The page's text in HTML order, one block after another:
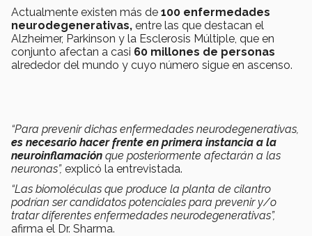
Actualmente existen más de 100 enfermedades
neurodegenerativas, entre las que destacan el
Alzheimer, Parkinson y la Esclerosis Múltiple, que en
conjunto afectan a casi 60 millones de personas
alrededor del mundo y cuyo número sigue en ascenso.
“Para prevenir dichas enfermedades neurodegenerativas,
es necesario hacer frente en primera instancia a la
neuroinflamación que posteriormente afectarán a las
neuronas”, explicó la entrevistada.
“Las biomoléculas que produce la planta de cilantro
podrían ser candidatos potenciales para prevenir y/o
tratar diferentes enfermedades neurodegenerativas”,
afirma el Dr. Sharma.